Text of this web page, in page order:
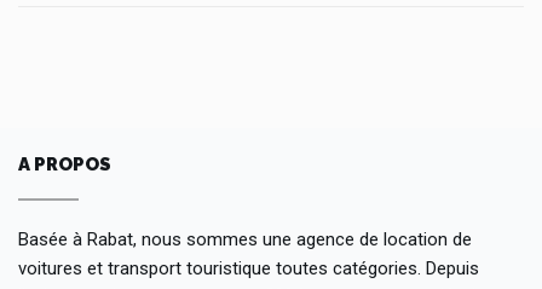
A PROPOS
Basée à Rabat, nous sommes une agence de location de
voitures et transport touristique toutes catégories. Depuis